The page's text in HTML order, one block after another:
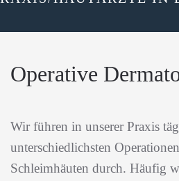
Operative
Wir führen in unserer Praxis
unterschiedlichsten
Schleimhäuten durch. Häufig